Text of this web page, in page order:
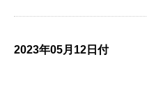
2023年05月12日付